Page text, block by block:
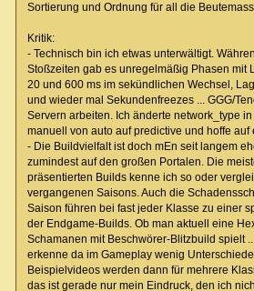
Sortierung und Ordnung für all die
Kritik:
- Technisch bin ich etwas unterwältigt.
Stoßzeiten gab es unregelmäßig Phasen mit
20 und 600 ms im sekündlichen Wechsel,
und wieder mal Sekundenfreezes ... GGG/
Servern arbeiten. Ich änderte network_type
manuell von auto auf predictive und hoffe auf
- Die Buildvielfalt ist doch mEn seit langem
zumindest auf den großen Portalen. Die
präsentierten Builds kenne ich so oder
vergangenen Saisons. Auch die
Saison führen bei fast jeder Klasse zu einer
der Endgame-Builds. Ob man aktuell eine
Schamanen mit Beschwörer-Blitzbuild spielt
erkenne da im Gameplay wenig
Beispielvideos werden dann für mehrere
das ist gerade nur mein Eindruck, den ich